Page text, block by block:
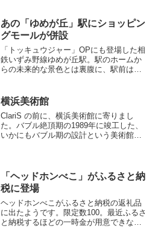
陰でその間に新型のワクチン（オミクロ
ン株対応1価ワクチン X...
あの「ゆめが丘」駅にショッピン
グモールが併設
「トッキュウジャー」OPにも登場した相
鉄いずみ野線ゆめが丘駅。駅のホームか
らの未来的な景色とは裏腹に、駅前は本
あります）そこに大型ショッピングモー
ルが、しかも10スクリ...
横浜美術館
ClariS の前に、横浜美術館に寄りまし
た。バブル絶頂期の1989年に竣工した、
いかにもバブル期の設計という美術館で
「一生に一度は大...
「ヘッドホンべこ」がふるさと納
税に登場
ヘッドホンべこがふるさと納税の返礼品
に出たようです。限定数100。最近ふるさ
と納税するほどの一時金が用意できなく